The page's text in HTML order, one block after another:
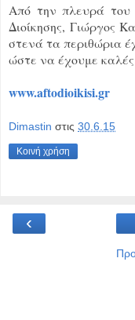
Από την πλευρά του
Διοίκησης, Γιώργος
στενά τα περιθώρια
ώστε να έχουμε καλές
www.aftodioikisi.gr
Dimastin στις 30.6.15
Κοινή χρήση
‹